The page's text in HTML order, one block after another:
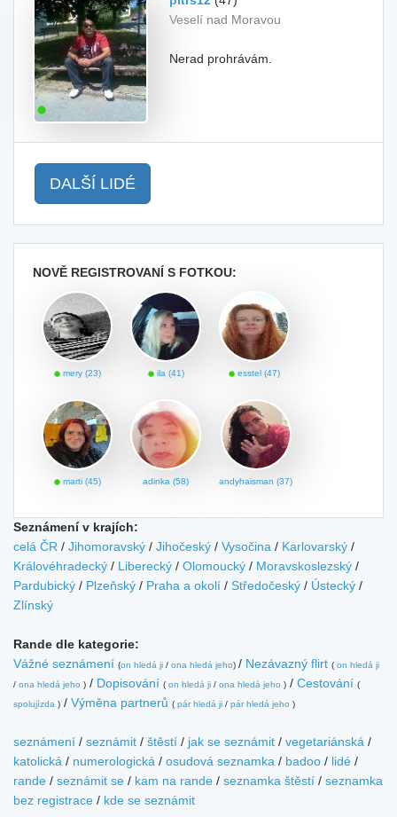
Veselí nad Moravou
Nerad prohrávám.
DALŠÍ LIDÉ
NOVĚ REGISTROVANÍ S FOTKOU:
mery (23) ila (41) esstel (47)
marti (45) adinka (58) andyhaisman (37)
Seznámení v krajích:
celá ČR / Jihomoravský / Jihočeský / Vysočina / Karlovarský /
Královéhradecký / Liberecký / Olomoucký / Moravskoslezský /
Pardubický / Plzeňský / Praha a okolí / Středočeský / Ústecký /
Zlínský
Rande dle kategorie:
Vážné seznámení (on hledá ji / ona hledá jeho) / Nezávazný flirt ( on hledá ji
/ ona hledá jeho ) / Dopisování ( on hledá ji / ona hledá jeho ) / Cestování (
spolujízda ) / Výměna partnerů ( pár hledá ji / pár hledá jeho )
seznámení / seznámit / štěstí / jak se seznámit / vegetariánská /
katolická / numerologická / osudová seznamka / badoo / lidé /
rande / seznámit se / kam na rande / seznamka štěstí / seznamka
bez registrace / kde se seznámit